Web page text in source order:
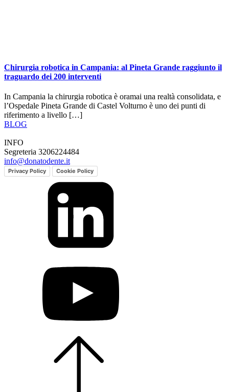
Chirurgia robotica in Campania: al Pineta Grande raggiunto il
traguardo dei 200 interventi
In Campania la chirurgia robotica è oramai una realtà consolidata, e
l’Ospedale Pineta Grande di Castel Volturno è uno dei punti di
riferimento a livello […]
BLOG
INFO
Segreteria 3206224484
info@donatodente.it
Privacy Policy Cookie Policy